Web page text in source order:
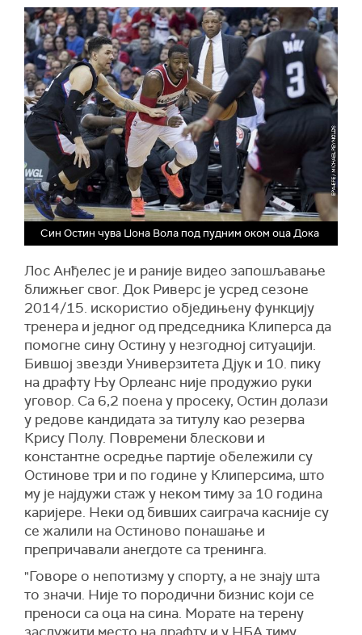
Син Остин чува Џона Вола под пудним оком оца Дока
Лос Анђелес је и раније видео запошљавање
ближњег свог. Док Риверс je усред сезоне
2014/15. искористио обједињену функцију
тренера и једног од председника Клиперса да
помогне сину Остину у незгодној ситуацији.
Бившој звезди Универзитета Дјук и 10. пику
на драфту Њу Орлеанс није продужио руки
уговор. Са 6,2 поена у просеку, Остин долази
у редове кандидата за титулу као резерва
Крису Полу. Повремени блескови и
константне осредње партије обележили су
Остинове три и по године у Клиперсима, што
му је најдужи стаж у неком тиму за 10 година
каријере. Неки од бивших саиграча касније су
се жалили на Остиново понашање и
препричавали анегдоте са тренинга.
"Говоре о непотизму у спорту, а не знају шта
то значи. Није то породични бизнис који се
преноси са оца на сина. Морате на терену